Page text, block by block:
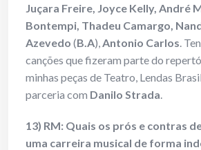
Juçara Freire, Joyce Kelly, André
Bontempi, Thadeu Camargo,
Azevedo (B.A),Antonio Carlos.
canções que fizeram parte do
minhas peças de Teatro, Lendas
parceria com Danilo Strada.
13) RM: Quais os prós e contras
uma carreira musical de forma